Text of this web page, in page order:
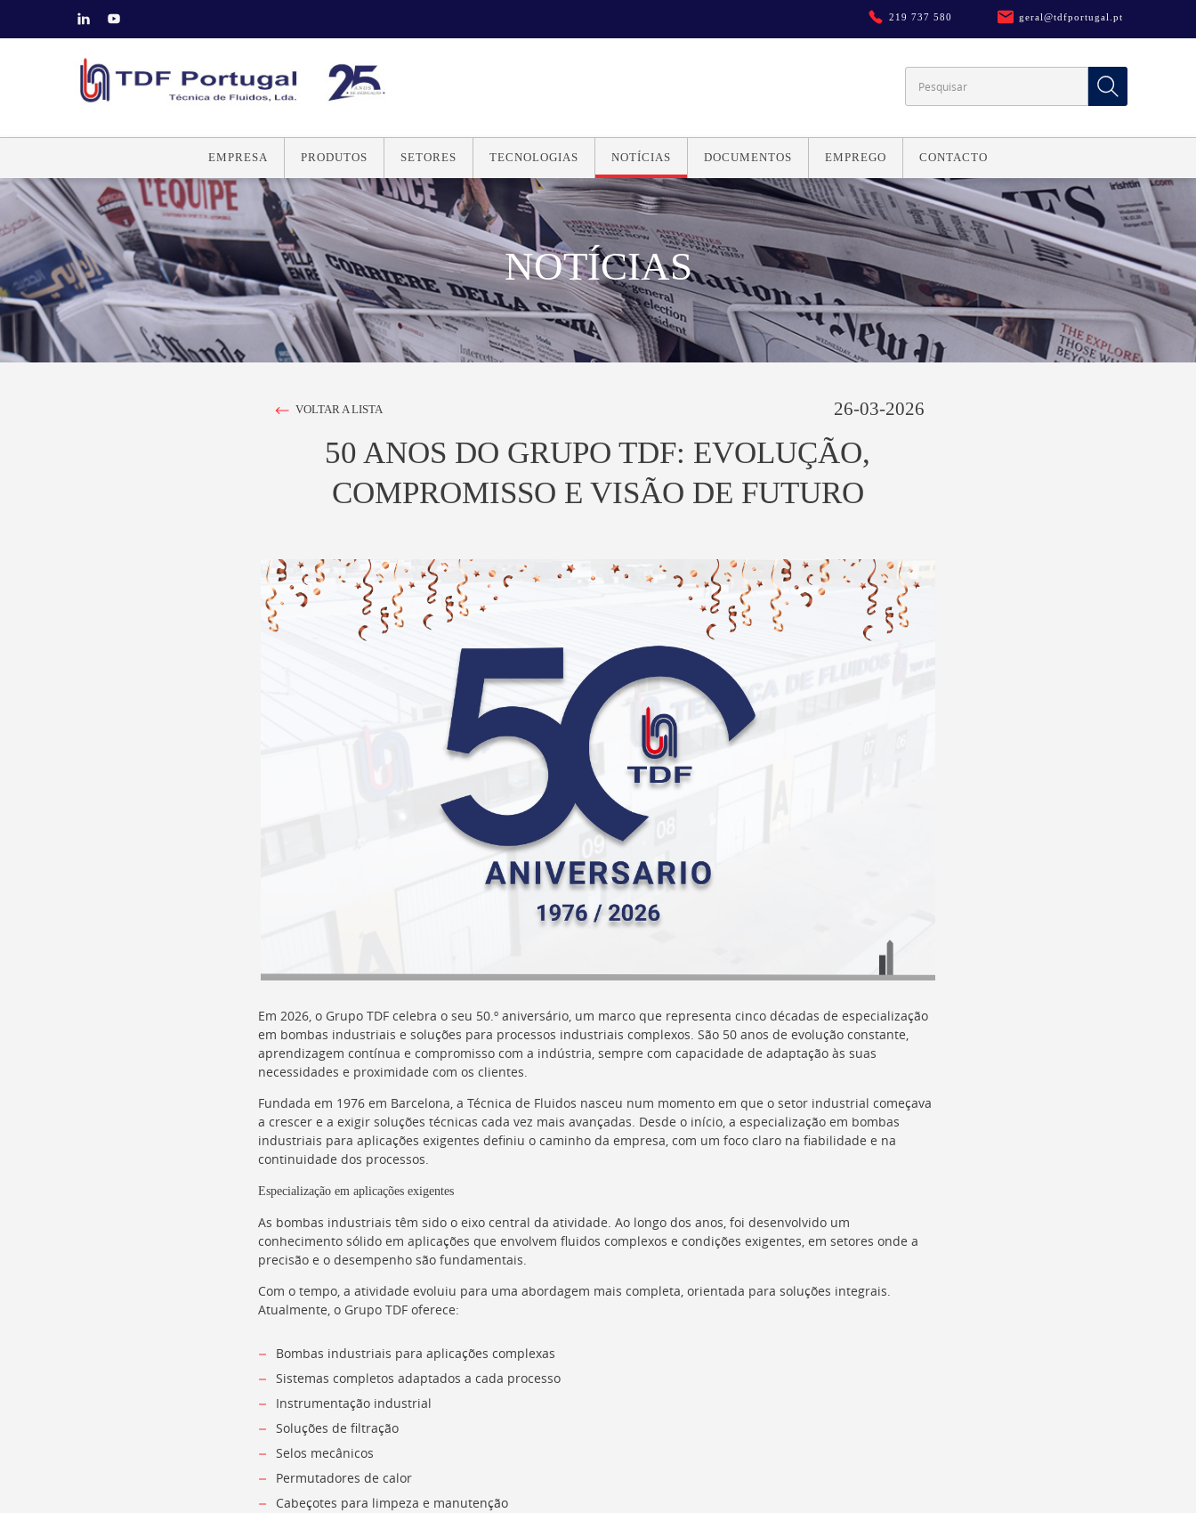
219 737 580 geral@tdfportugal.pt
EMPRESA PRODUTOS SETORES TECNOLOGIAS NOTÍCIAS DOCUMENTOS EMPREGO CONTACTO
NOTÍCIAS
VOLTAR A LISTA 26-03-2026
50 ANOS DO GRUPO TDF: EVOLUÇÃO,
COMPROMISSO E VISÃO DE FUTURO
Em 2026, o Grupo TDF celebra o seu 50.º aniversário, um marco que representa cinco décadas de especialização
em bombas industriais e soluções para processos industriais complexos. São 50 anos de evolução constante,
aprendizagem contínua e compromisso com a indústria, sempre com capacidade de adaptação às suas
necessidades e proximidade com os clientes.
Fundada em 1976 em Barcelona, a Técnica de Fluidos nasceu num momento em que o setor industrial começava
a crescer e a exigir soluções técnicas cada vez mais avançadas. Desde o início, a especialização em bombas
industriais para aplicações exigentes definiu o caminho da empresa, com um foco claro na fiabilidade e na
continuidade dos processos.
Especialização em aplicações exigentes
As bombas industriais têm sido o eixo central da atividade. Ao longo dos anos, foi desenvolvido um
conhecimento sólido em aplicações que envolvem fluidos complexos e condições exigentes, em setores onde a
precisão e o desempenho são fundamentais.
Com o tempo, a atividade evoluiu para uma abordagem mais completa, orientada para soluções integrais.
Atualmente, o Grupo TDF oferece:
Bombas industriais para aplicações complexas
Sistemas completos adaptados a cada processo
Instrumentação industrial
Soluções de filtração
Selos mecânicos
Permutadores de calor
Cabeçotes para limpeza e manutenção